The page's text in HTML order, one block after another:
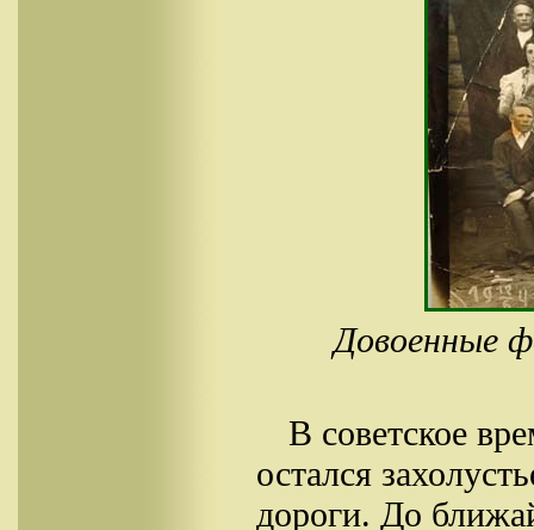
Довоенные
В советское
остался
дороги. До